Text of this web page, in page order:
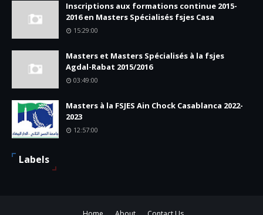
Inscriptions aux formations continue 2015-
2016 en Masters Spécialisés fsjes Casa
15:29:00
Masters et Masters Spécialisés à la fsjes
Agdal-Rabat 2015/2016
03:49:00
Masters à la FSJES Ain Chock Casablanca 2022-
2023
12:57:00
Labels